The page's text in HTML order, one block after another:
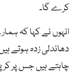
کرے گا۔
انہوں نے کہا کہ
دھاندلی زدہ ہوتے
چاہتے ہیں جس پر